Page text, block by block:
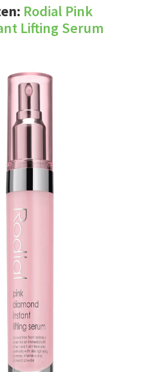
Rodial Pink
Lifting Serum